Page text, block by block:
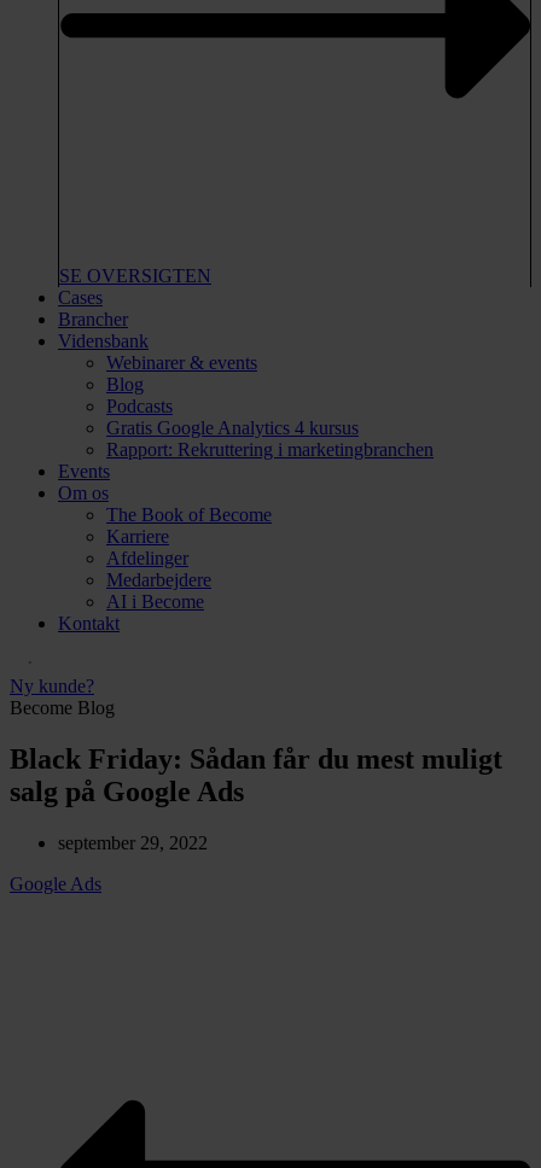
SE OVERSIGTEN
Cases
Brancher
Vidensbank
Webinarer & events
Blog
Podcasts
Gratis Google Analytics 4 kursus
Rapport: Rekruttering i marketingbranchen
Events
Om os
The Book of Become
Karriere
Afdelinger
Medarbejdere
AI i Become
Kontakt
Ny kunde?
Become Blog
Black Friday: Sådan får du mest muligt
salg på Google Ads
september 29, 2022
Google Ads